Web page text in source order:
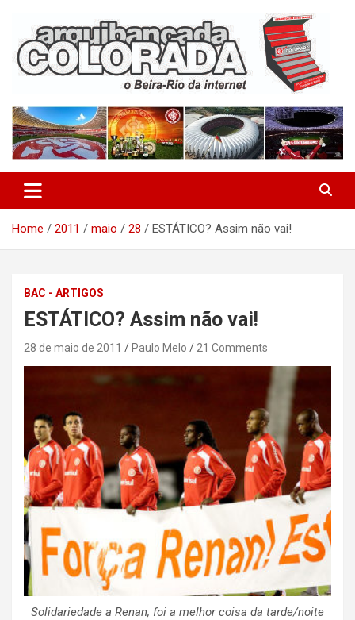
content
Arquibancada Colorada
Home 2011 maio 28 ESTÁTICO? Assim não vai!
BAC - ARTIGOS
ESTÁTICO? Assim não vai!
28 de maio de 2011 Paulo Melo 21 Comments
Solidariedade a Renan, foi a melhor coisa da tarde/noite